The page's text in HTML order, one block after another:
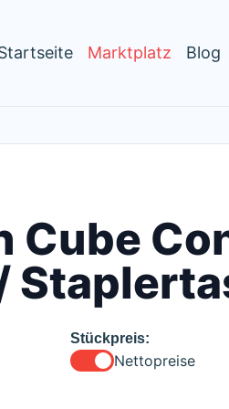
Marktplatz Blog
Cube
Stückpreis:
Nettopreise